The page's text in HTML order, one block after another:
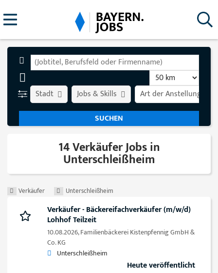
Stadt Art der Anstellung
Jobs & Skills
14 Verkäufer Jobs in
Unterschleißheim
Verkäufer Unterschleißheim
Verkäufer - Bäckereifachverkäufer (m/w/d)
Lohhof Teilzeit
10.08.2026,Familienbäckerei Kistenpfennig GmbH &
Co. KG
Unterschleißheim
Heute veröffentlicht